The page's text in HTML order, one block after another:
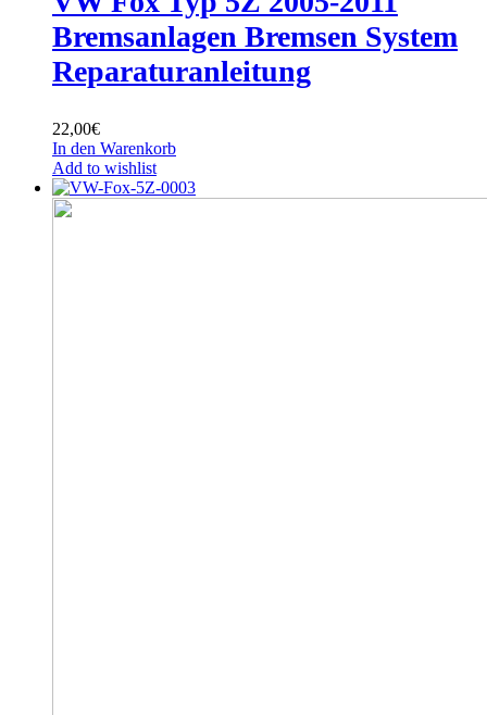
Bremsanlagen Bremsen System
Reparaturanleitung
22,00€
In den Warenkorb
Add to wishlist